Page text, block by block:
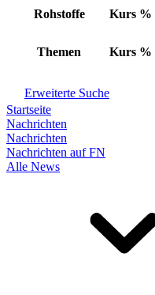
Rohstoffe Kurs %
Themen Kurs %
Erweiterte Suche
Startseite
Nachrichten
Nachrichten
Nachrichten auf FN
Alle News